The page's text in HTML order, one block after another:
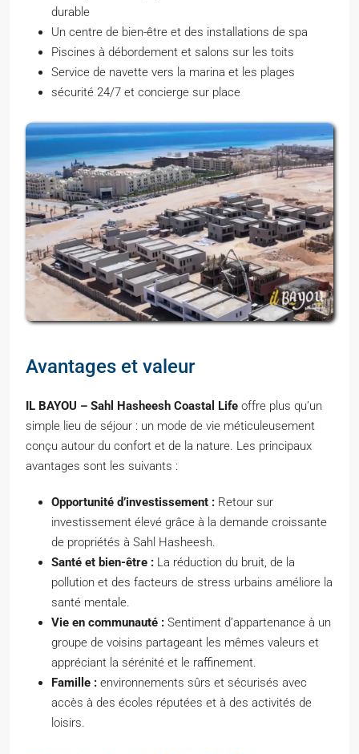
durable
Un centre de bien-être et des installations de spa
Piscines à débordement et salons sur les toits
Service de navette vers la marina et les plages
sécurité 24/7 et concierge sur place
Avantages et valeur
IL BAYOU – Sahl Hasheesh Coastal Life offre plus qu’un
simple lieu de séjour : un mode de vie méticuleusement
conçu autour du confort et de la nature. Les principaux
avantages sont les suivants :
Opportunité d’investissement : Retour sur
investissement élevé grâce à la demande croissante
de propriétés à Sahl Hasheesh.
Santé et bien-être : La réduction du bruit, de la
pollution et des facteurs de stress urbains améliore la
santé mentale.
Vie en communauté : Sentiment d’appartenance à un
groupe de voisins partageant les mêmes valeurs et
appréciant la sérénité et le raffinement.
Famille : environnements sûrs et sécurisés avec
accès à des écoles réputées et à des activités de
loisirs.